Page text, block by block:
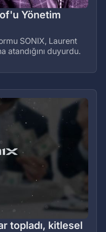
Yönetim
SONIX, Laurent
atandığını duyurdu.
topladı, kitlesel